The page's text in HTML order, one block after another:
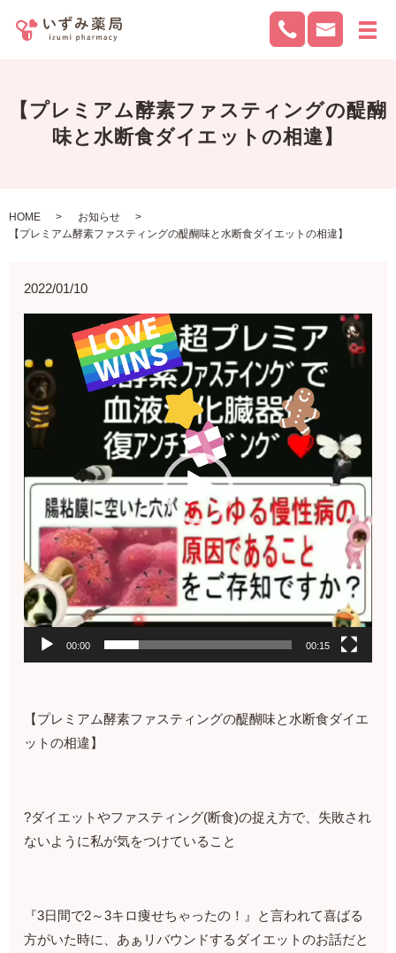
メ
【プレミアム酵素ファスティングの醍醐
味と水断食ダイエットの相違】
HOME
お知らせ
【プレミアム酵素ファスティングの醍醐味と水断食ダイエットの相違】
2022/01/10
プ
レ
ー
ヤ
ー
00:00 00:15
【プレミアム酵素ファスティングの醍醐味と水断食ダイエ
ットの相違】
?ダイエットやファスティング(断食)の捉え方で、失敗され
ないように私が気をつけていること
『3日間で2～3キロ痩せちゃったの！』と言われて喜ばる
方がいた時に、あぁリバウンドするダイエットのお話だと